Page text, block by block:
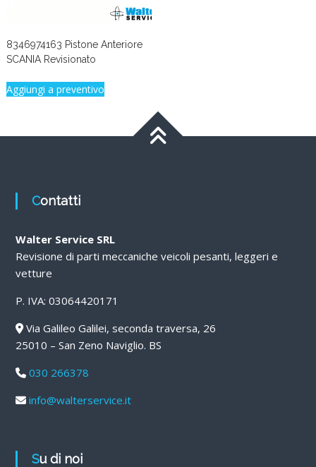
8346974163 Pistone Anteriore
SCANIA Revisionato
Aggiungi a preventivo
Contatti
Walter Service SRL
Revisione di parti meccaniche veicoli pesanti, leggeri e
vetture
P. IVA: 03064420171
Via Galileo Galilei, seconda traversa, 26
25010 – San Zeno Naviglio. BS
030 266378
info@walterservice.it
Su di noi